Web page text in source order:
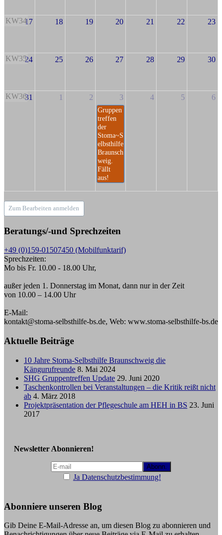
KW3417 18 19 20 21 22 23
KW3524 25 26 27 28 29 30
KW3631 1 2 3
Gruppen
treffen
der
Stoma~S
elbsthilfe
Braunsch
weig.
Fällt
aus!
4 5 6
Zum Bearbeiten anmelden
Beratungs/-und Sprechzeiten
+49 (0)159-01507450 (Mobilfunktarif)
Sprechzeiten:
Mo bis Fr. 10.00 - 18.00 Uhr,
außer jeden 1. Donnerstag im Monat, dann nur in der Zeit
von 10.00 – 14.00 Uhr
E-Mail:
kontakt@stoma-selbsthilfe-bs.de, Web: www.stoma-selbsthilfe-bs.de
Aktuelle Beiträge
10 Jahre Stoma-Selbsthilfe Braunschweig die
Kängurufreunde 8. Mai 2024
SHG Gruppentreffen Update 29. Juni 2020
Taschenkontrollen bei Veranstaltungen – die Kritik reißt nicht
ab 4. März 2018
Projektpräsentation der Pflegeschule am HEH in BS 23. Juni
2017
Newsletter Abonnieren!
Ja Datenschutzbestimmung!
Abonniere unseren Blog
Gib Deine E-Mail-Adresse an, um diesen Blog zu abonnieren und